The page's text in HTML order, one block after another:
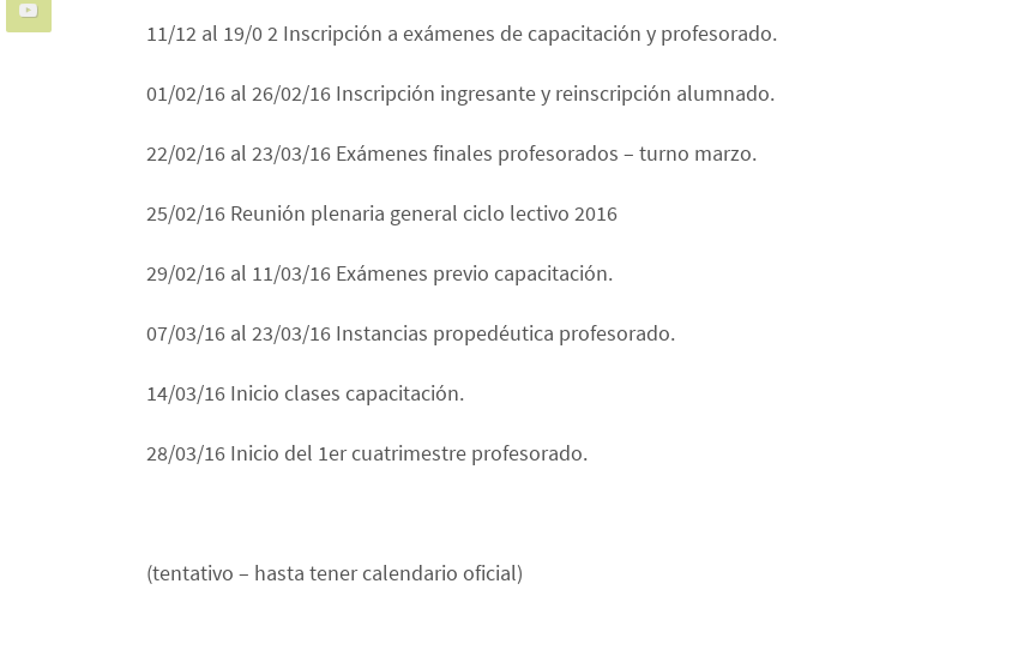
11/12 al 19/0 2 Inscripción a exámenes de capacitación y profesorado.
01/02/16 al 26/02/16 Inscripción ingresante y reinscripción alumnado.
22/02/16 al 23/03/16 Exámenes finales profesorados – turno marzo.
25/02/16 Reunión plenaria general ciclo lectivo 2016
29/02/16 al 11/03/16 Exámenes previo capacitación.
07/03/16 al 23/03/16 Instancias propedéutica profesorado.
14/03/16 Inicio clases capacitación.
28/03/16 Inicio del 1er cuatrimestre profesorado.
(tentativo – hasta tener calendario oficial)